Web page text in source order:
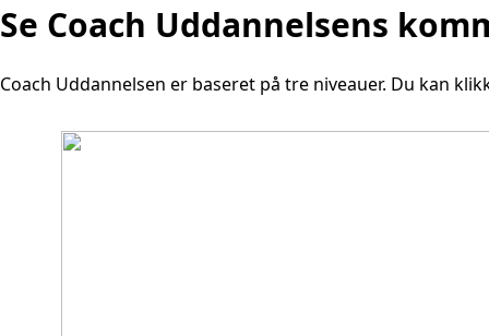
Se Coach Uddannelsens
Coach Uddannelsen er baseret på tre niveauer. Du kan